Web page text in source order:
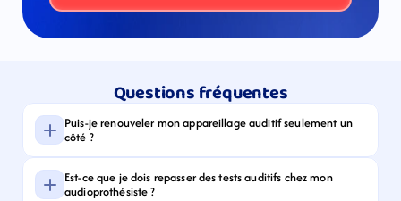
Questions fréquentes
Puis-je renouveler mon appareillage auditif seulement un
côté ?
Est-ce que je dois repasser des tests auditifs chez mon
audioprothésiste ?